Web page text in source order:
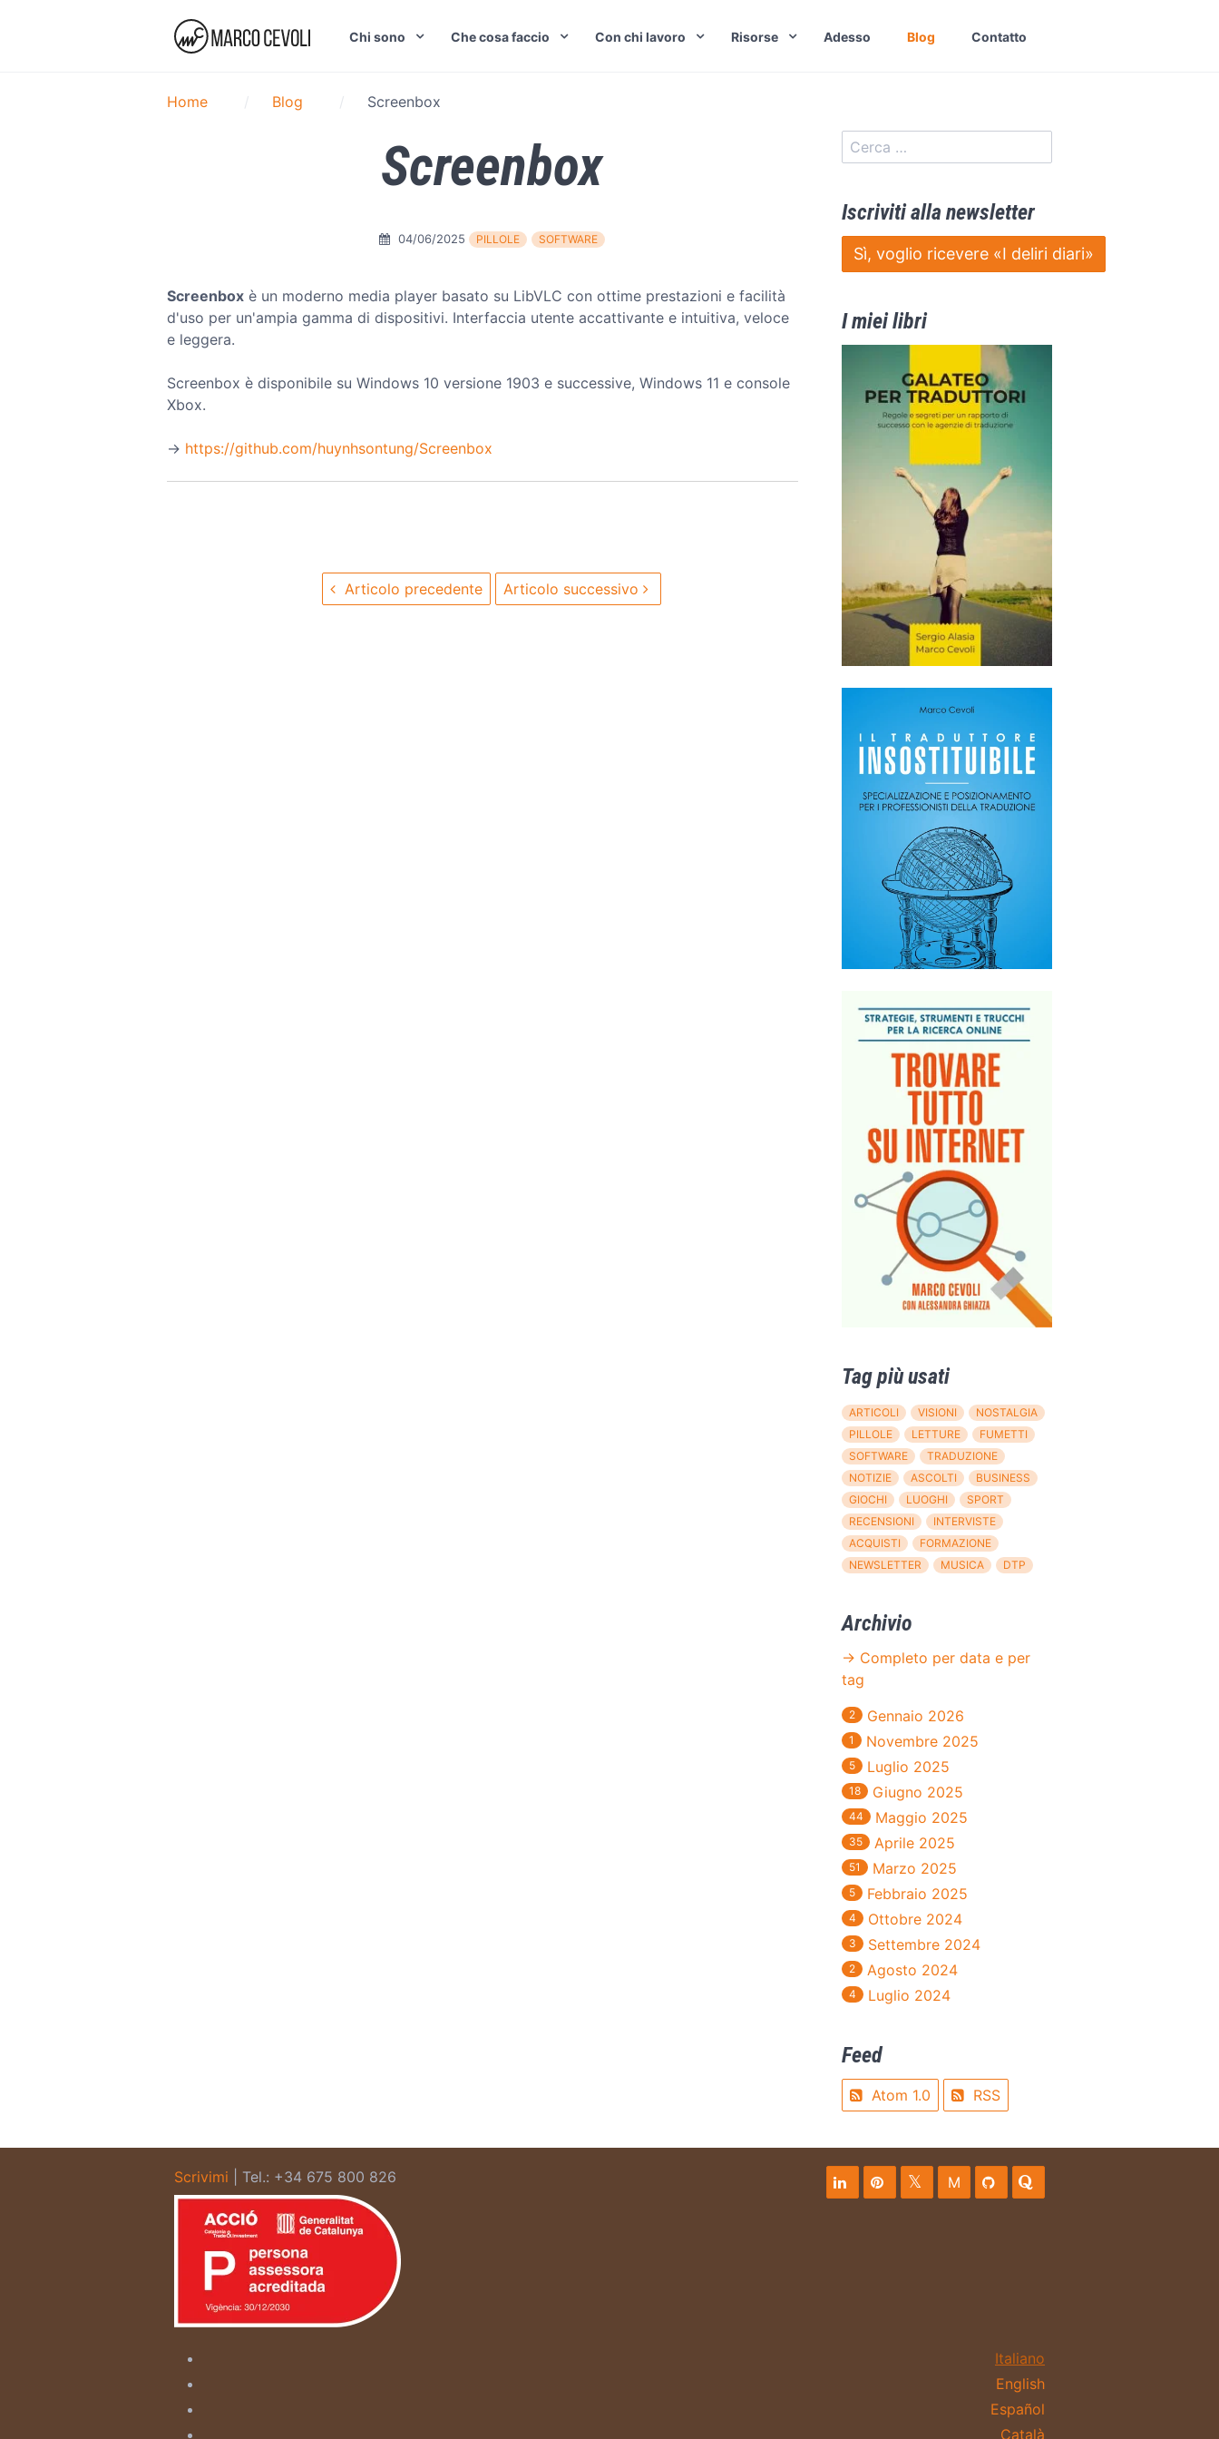
Chi sono Che cosa faccio Con chi lavoro Risorse Adesso Blog Contatto
Home Blog Screenbox
Screenbox
04/06/2025 PILLOLE SOFTWARE
Screenbox è un moderno media player basato su LibVLC con ottime prestazioni e facilità
d'uso per un'ampia gamma di dispositivi. Interfaccia utente accattivante e intuitiva, veloce
e leggera.
Screenbox è disponibile su Windows 10 versione 1903 e successive, Windows 11 e console
Xbox.
→️ https://github.com/huynhsontung/Screenbox
Articolo precedente Articolo successivo
Iscriviti alla newsletter
Sì, voglio ricevere «I deliri diari»
I miei libri
Tag più usati
ARTICOLI VISIONI
NOSTALGIA
PILLOLE
LETTURE
FUMETTI
SOFTWARE
TRADUZIONE
NOTIZIE
ASCOLTI
BUSINESS
GIOCHI
LUOGHI
SPORT
RECENSIONI
INTERVISTE
ACQUISTI
FORMAZIONE
NEWSLETTER
MUSICA DTP
Archivio
→ Completo per data e per
tag
2 Gennaio 2026
1 Novembre 2025
5 Luglio 2025
18 Giugno 2025
44 Maggio 2025
35 Aprile 2025
51 Marzo 2025
5 Febbraio 2025
4 Ottobre 2024
3 Settembre 2024
2 Agosto 2024
4 Luglio 2024
Feed
Atom 1.0 RSS
Scrivimi | Tel.: +34 675 800 826 M
Italiano
English
Español
Català